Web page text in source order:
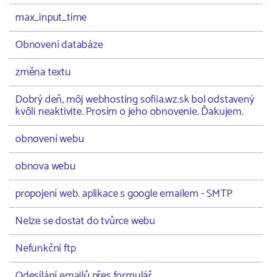
max_input_time
Obnovení databáze
změna textu
Dobrý deň, môj webhosting sofiia.wz.sk bol odstavený
kvôli neaktivite. Prosím o jeho obnovenie. Ďakujem.
obnovení webu
obnova webu
propojení web. aplikace s google emailem - SMTP
Nelze se dostat do tvůrce webu
Nefunkční ftp